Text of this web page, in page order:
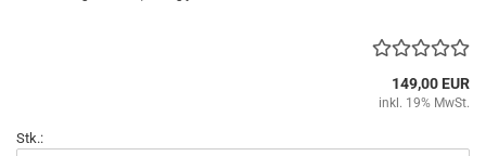
149,00 EUR
inkl. 19% MwSt.
Stk.: